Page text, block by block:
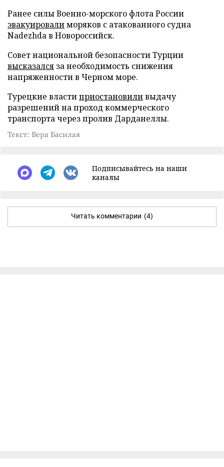
Ранее силы Военно-морского флота России
эвакуировалиморяков с атакованного судна
Nadezhda в Новороссийск.
Совет национальной безопасности Турции
высказался за необходимость снижения
напряженности в Черном море.
Турецкие властиприостановиливыдачу
разрешений на проход коммерческого
транспорта через пролив Дарданеллы.
Текст: Вера Басилая
Подписывайтесь на наши
каналы
Читать комментарии (4)